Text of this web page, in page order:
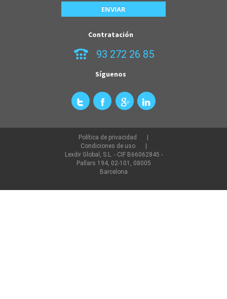
Contratación
93 272 26 85
Síguenos
Política de privacidad
Condiciones de uso
Lexdir Global, S.L. - CIF B66062845 -
Pallars 194, 02-101, 08005
Barcelona